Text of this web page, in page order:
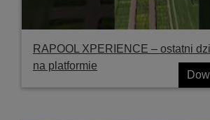
RAPOOL XPERIENCE – ostatni
na platformie